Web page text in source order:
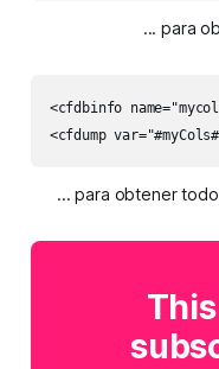
... para
<cfdbinfo
<cfdump
... para obtener